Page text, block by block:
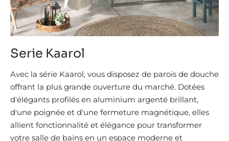
Serie Kaarol
Avec la série Kaarol, vous disposez de parois de douche
offrant la plus grande ouverture du marché. Dotées
d'élégants profilés en aluminium argenté brillant,
d'une poignée et d'une fermeture magnétique, elles
allient fonctionnalité et élégance pour transformer